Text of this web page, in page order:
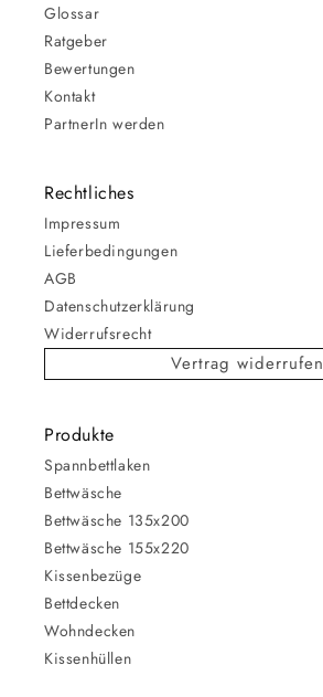
Glossar
Ratgeber
Bewertungen
Kontakt
PartnerIn werden
Rechtliches
Impressum
Lieferbedingungen
AGB
Datenschutzerklärung
Widerrufsrecht
Vertrag widerrufen
Produkte
Spannbettlaken
Bettwäsche
Bettwäsche 135x200
Bettwäsche 155x220
Kissenbezüge
Bettdecken
Wohndecken
Kissenhüllen